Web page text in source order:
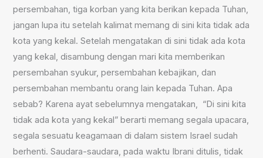
persembahan, tiga korban yang kita berikan kepada Tuhan,
jangan lupa itu setelah kalimat memang di sini kita tidak ada
kota yang kekal. Setelah mengatakan di sini tidak ada kota
yang kekal, disambung dengan mari kita memberikan
persembahan syukur, persembahan kebajikan, dan
persembahan membantu orang lain kepada Tuhan. Apa
sebab? Karena ayat sebelumnya mengatakan, “Di sini kita
tidak ada kota yang kekal” berarti memang segala upacara,
segala sesuatu keagamaan di dalam sistem Israel sudah
berhenti. Saudara-saudara, pada waktu Ibrani ditulis, tidak